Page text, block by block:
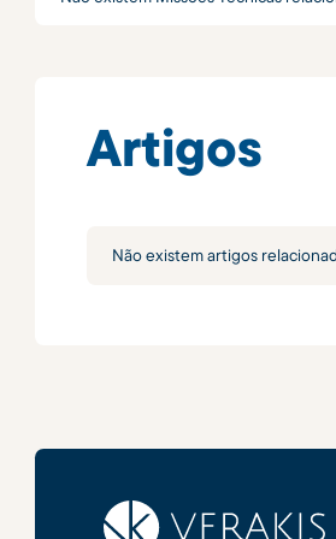
Artigos
Não existem artigos